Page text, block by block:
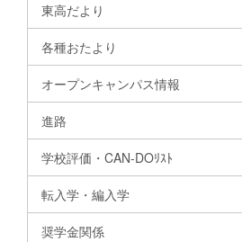
東高だより
各種おたより
オープンキャンパス情報
進路
学校評価・CAN-DOﾘｽﾄ
転入学・編入学
奨学金関係